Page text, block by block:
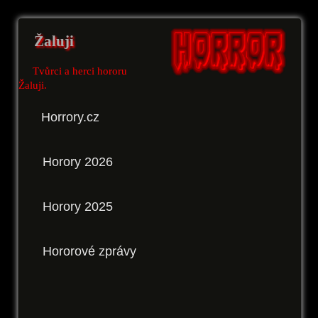
Žaluji
Tvůrci a herci hororu
Žaluji.
Horrory.cz
Horory 2026
Horory 2025
Hororové zprávy